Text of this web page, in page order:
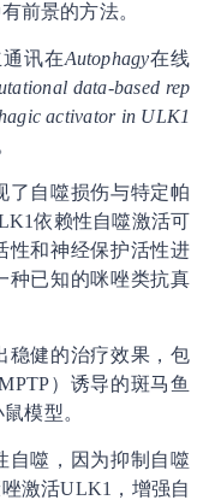
前景的方法。
讯在Autophagy在线
data-based rep
activator in ULK1
了自噬损伤与特定帕
依赖性自噬激活可
性和神经保护活性进
种已知的咪唑类抗真
稳健的治疗效果，包
）诱导的斑马鱼
模型。
自噬，因为抑制自噬
激活ULK1，增强自